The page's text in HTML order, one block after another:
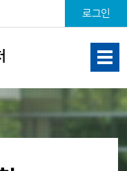
로그인